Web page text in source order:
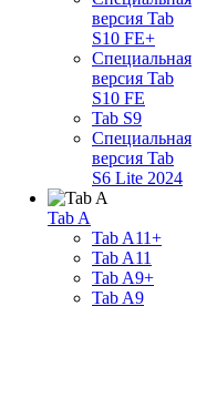
версия Tab
S10 FE+
Специальная
версия Tab
S10 FE
Tab S9
Специальная
версия Tab
S6 Lite 2024
Tab A
Tab A11+
Tab A11
Tab A9+
Tab A9